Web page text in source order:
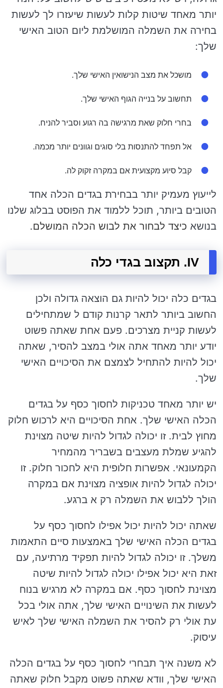
יותר מאחד שיטות קלות לעשות שיעזרו לך לעשות
בחירה את השמלה המושלמת ליום הטוב האישי
שלך:
מושכל את מצב הנישואין האישי שלך.
תחשוב על בנייה הגוף האישי שלך.
בחרי חלוק שאת מרגישה בה רגוע וסביר להניח.
אל תפחד להתנסות בלי סוגים וגוונים יותר מכמה.
קבל סיוע מקצועית אם במקרה זקוק לה.
לייעוץ מעמיק יותר בבחירת בגדים הכלה אחד
הטובים ביותר, תוכל ללמוד את הפוסט בבלוג שלנו
בנושא כיצד לבחור את לבוש הכלה המושלם.
IV. תקצוב בגדי כלה
בגדים כלה יכול להיות גם הוצאה גדולה ולכן
החשוב ביותר לתאר קרנות קודם ל שמתחילים
לעשות קניית מצרכים. פעם אחת שאתה פשוט
יודע יותר מאחד אתה אולי במצב להסיר, שאתה
יכול להיות להתחיל לצמצם את הסיכויים האישי
שלך.
יש יותר מאחד טכניקות לחסוך כסף על בגדים
הכלה האישי שלך. אחת הסיכויים היא לרכוש חלוק
מחוץ לבית. זו יכולה לגדול להיות שיטה מצוינת
להגיע שמלת מעצבים בשבריר מהמחיר
הקמעונאי. אפשרות חלופית היא לחכור חלוק. זו
יכולה לגדול להיות אופציה מצוינת אם במקרה
הולך ללבוש את השמלה רק א ברגע.
שאתה יכול להיות יכול אפילו לחסוך כסף על
בגדים הכלה האישי שלך באמצעות סיים התאמות
משלך. זו יכולה לגדול להיות תפקיד מרתיעה, עם
זאת היא יכול אפילו יכולה לגדול להיות שיטה
מצוינת לחסוך כסף. אם במקרה לא מרגיש בנוח
לעשות את השינויים האישי שלך, אתה אולי בכל
עת אולי רק להסיר את השמלה האישי שלך לאיש
עיסוק.
לא משנה איך תבחרי לחסוך כסף על בגדים הכלה
האישי שלך, וודא שאתה פשוט מקבל חלוק שאתה